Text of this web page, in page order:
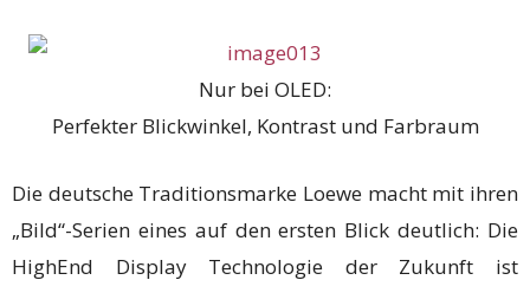
Nur bei OLED:
Perfekter Blickwinkel, Kontrast und Farbraum
Die deutsche Traditionsmarke Loewe macht mit ihren
„Bild“-Serien eines auf den ersten Blick deutlich: Die
HighEnd Display Technologie der Zukunft ist